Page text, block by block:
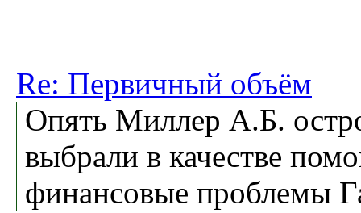
Re: Первичный объём
Опять Миллер А.Б.
выбрали в качестве
финансовые проблемы